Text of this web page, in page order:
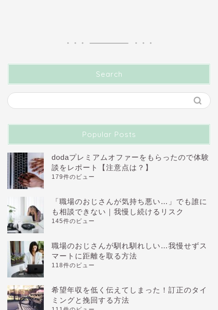
Search
Popular Posts
dodaプレミアムオファーをもらったので体験
談をレポート【注意点は？】
179件のビュー
「職場のおじさんが気持ち悪い…」でも誰に
も相談できない｜我慢し続けるリスク
145件のビュー
職場のおじさんが馴れ馴れしい…我慢せずス
マートに距離を取る方法
118件のビュー
希望年収を低く伝えてしまった！訂正のタイ
ミングと挽回する方法